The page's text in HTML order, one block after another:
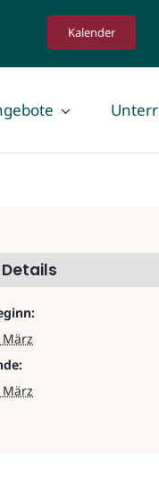
Kalender
Details
März
März